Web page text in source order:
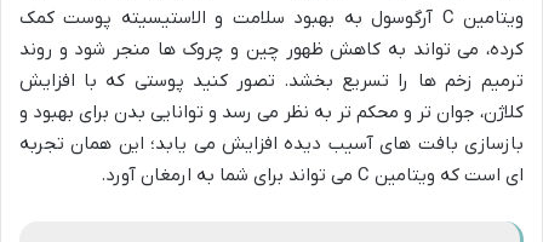
ویتامین C آرگوسول به بهبود سلامت و الاستیسیته پوست کمک
کرده، می تواند به کاهش ظهور چین و چروک ها منجر شود و روند
ترمیم زخم ها را تسریع بخشد. تصور کنید پوستی که با افزایش
کلاژن، جوان تر و محکم تر به نظر می رسد و توانایی بدن برای بهبود و
بازسازی بافت های آسیب دیده افزایش می یابد؛ این همان تجربه
ای است که ویتامین C می تواند برای شما به ارمغان آورد.